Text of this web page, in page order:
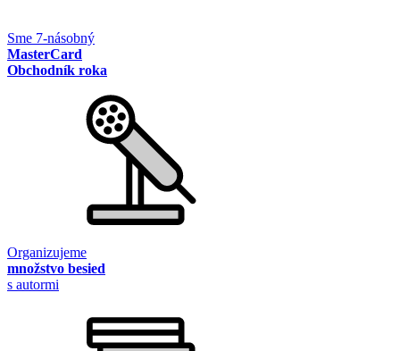
Sme 7-násobný
MasterCard
Obchodník roka
Organizujeme
množstvo besied
s autormi